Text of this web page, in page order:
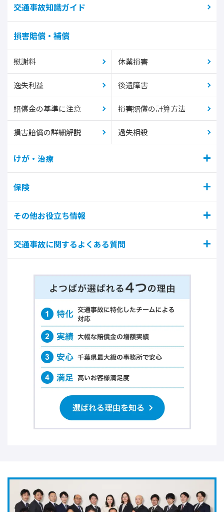
交通事故知識ガイド
損害賠償・補償
慰謝料 休業損害
逸失利益 後遺障害
賠償金の基準に注意 損害賠償の計算方法
損害賠償の詳細解説 過失相殺
けが・治療
保険
その他お役立ち情報
交通事故に関するよくある質問